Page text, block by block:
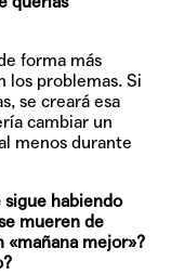
forma más
los problemas. Si
se creará esa
cambiar un
menos durante
sigue habiendo
mueren de
mejor»?